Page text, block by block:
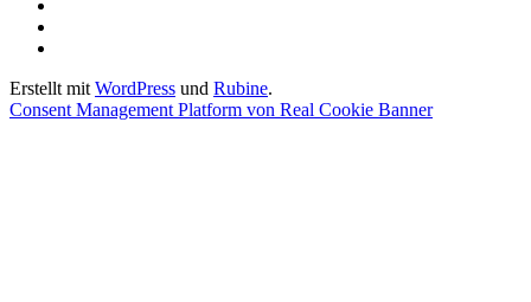
Einstellungen
Erstellt mit WordPress und Rubine.
Consent Management Platform von Real Cookie Banner